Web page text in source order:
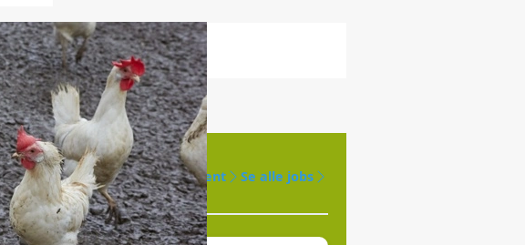
Opret agent Se alle jobs